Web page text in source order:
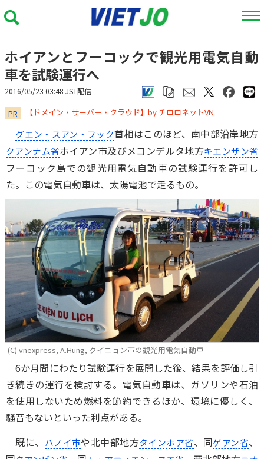
ホイアンとフーコックで観光用電気自動
車を試験運行へ
2016/05/23 03:48 JST配信
PR ​​​​​​​【ドメイン・サーバー・クラウド】by チロロネットVN
グエン・スアン・フック首相はこのほど、南中部沿岸地方
クアンナム省ホイアン市及びメコンデルタ地方キエンザン省
フーコック島での観光用電気自動車の試験運行を許可し
た。この電気自動車は、太陽電池で走るもの。
(C) vnexpress, A.Hung, クイニョン市の観光用電気自動車
6か月間にわたり試験運行を展開した後、結果を評価し引
き続きの運行を検討する。電気自動車は、ガソリンや石油
を使用しないため燃料を節約できるほか、環境に優しく、
騒音もないといった利点がある。
既に、 ハノイ市や北中部地方タインホア省、同ゲアン省、